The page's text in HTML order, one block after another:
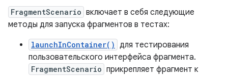
FragmentScenario включает в себя следующие
методы для запуска фрагментов в тестах:
launchInContainer() для тестирования
пользовательского интерфейса фрагмента.
FragmentScenario прикрепляет фрагмент к